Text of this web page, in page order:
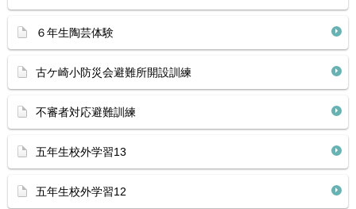
６年生陶芸体験
古ケ崎小防災会避難所開設訓練
不審者対応避難訓練
五年生校外学習13
五年生校外学習12